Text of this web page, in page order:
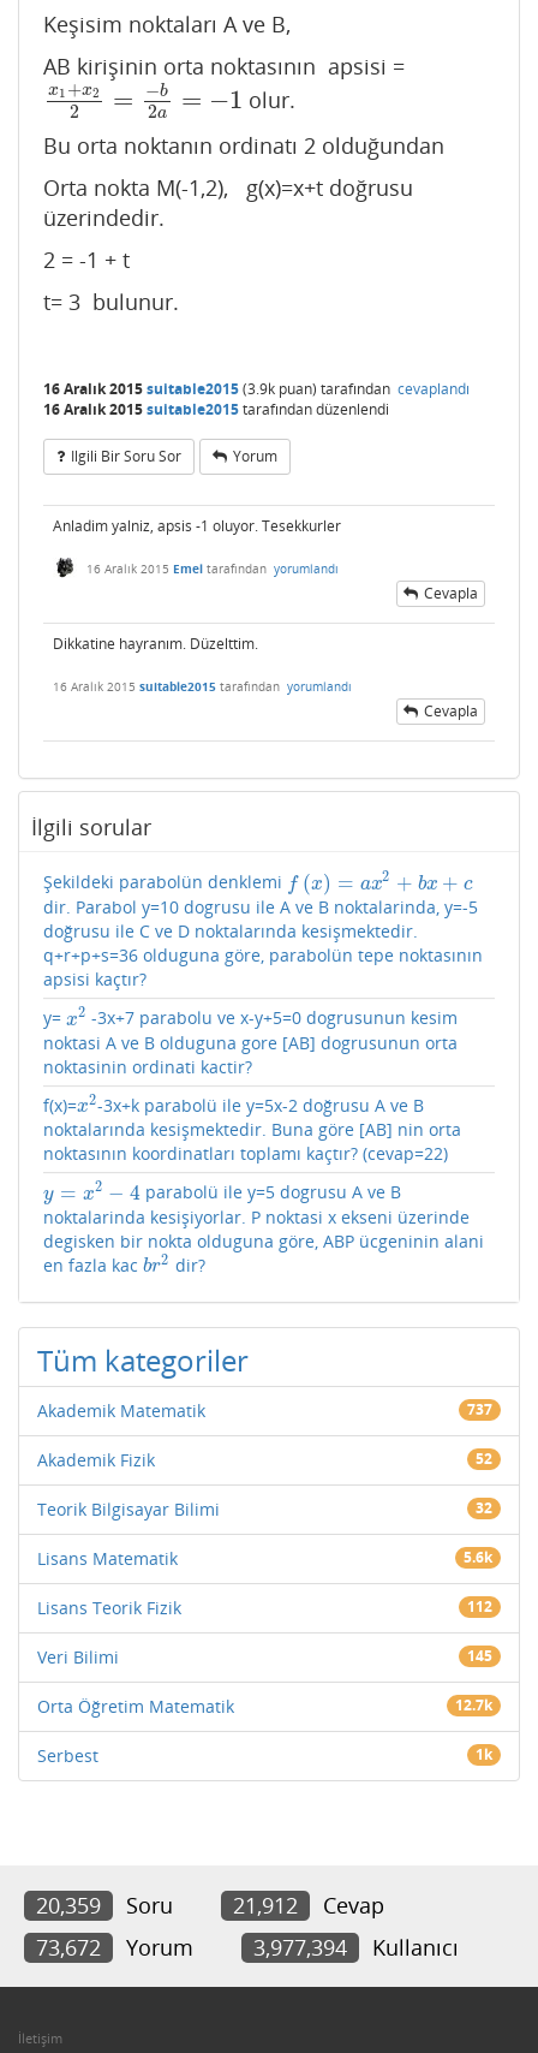
Keşisim noktaları A ve B,
AB kirişinin orta noktasının apsisi =
x1 +x2
2 = −b
2a = −1
x1+x22 =− b2a =−1
olur.
Bu orta noktanın ordinatı 2 olduğundan
Orta nokta M(-1,2), g(x)=x+t doğrusu
üzerindedir.
2 = -1 + t
t= 3 bulunur.
16 Aralık 2015suitable2015(3.9k puan) tarafından cevaplandı
16 Aralık 2015suitable2015tarafındandüzenlendi
Ilgili Bir Soru Sor Yorum
Anladim yalniz, apsis -1 oluyor. Tesekkurler
16 Aralık 2015 Emel tarafından yorumlandı
Cevapla
Dikkatine hayranım. Düzelttim.
16 Aralık 2015 suitable2015 tarafından yorumlandı
Cevapla
İlgili sorular
Şekildeki parabolün denklemi f (x) = ax2 + bx + c
f(x)=a 2+ bx+c
dir. Parabol y=10 dogrusu ile A ve B noktalarinda, y=-5
doğrusu ile C ve D noktalarında kesişmektedir.
q+r+p+s=36 olduguna göre, parabolün tepe noktasının
apsisi kaçtır?
y= x2
x2 -3x+7 parabolu ve x-y+5=0 dogrusunun kesim
noktasi A ve B olduguna gore [AB] dogrusunun orta
noktasinin ordinati kactir?
f(x)=x2
x2-3x+k parabolü ile y=5x-2 doğrusu A ve B
noktalarında kesişmektedir. Buna göre [AB] nin orta
noktasının koordinatları toplamı kaçtır? (cevap=22)
y = x2 − 4
y= x2 −4
parabolü ile y=5 dogrusu A ve B
noktalarinda kesişiyorlar. P noktasi x ekseni üzerinde
degisken bir nokta olduguna göre, ABP ücgeninin alani
en fazla kac br2
br2 dir?
Tüm kategoriler
Akademik Matematik 737
Akademik Fizik 52
Teorik Bilgisayar Bilimi 32
Lisans Matematik 5.6k
Lisans Teorik Fizik 112
Veri Bilimi 145
Orta Öğretim Matematik 12.7k
Serbest 1k
20,359 Soru 21,912
Cevap
73,672
Yorum 3,977,394 Kullanıcı
İletişim